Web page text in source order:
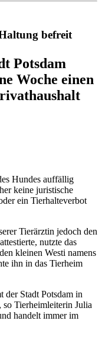
befreit
Potsdam
Woche einen
Hundes auffällig
keine juristische
ein Tierhalteverbot
Tierärztin jedoch den
nutzte das
kleinen Westi namens
ihn in das Tierheim
der Stadt Potsdam in
so Tierheimleiterin Julia
handelt immer im